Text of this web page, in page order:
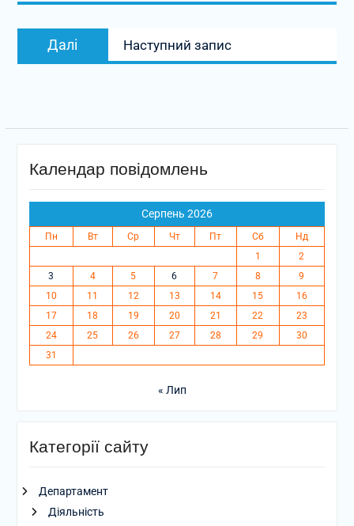
Далі
запис:
Наступний запис
Календар повідомлень
Серпень 2026
Пн Вт Ср Чт Пт Сб
Нд
1
2
3
4 5 6 7 8
9
10
11 12 13 14 15
16
17
18 19 20 21 22
23
24
25 26 27 28 29
30
31
« Лип
Категорії сайту
Департамент
Діяльність